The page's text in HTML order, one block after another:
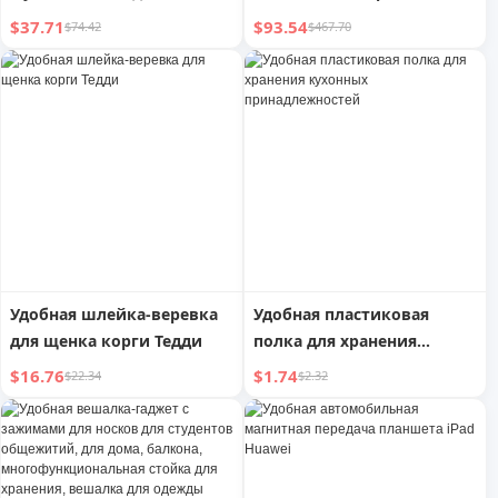
спортивная обувь
$37.71$74.42
напряжения
$93.54$467.70
Удобная шлейка-веревка
для щенка корги Тедди
$16.76$22.34
Удобная пластиковая
полка для хранения
кухонных
принадлежностей
$1.74$2.32